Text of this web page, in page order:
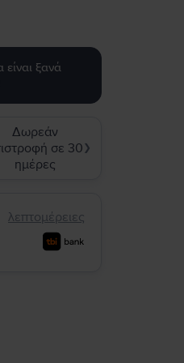
ξανά
Δωρεάν
σε 30
ημέρες
❯
λεπτομέρειες